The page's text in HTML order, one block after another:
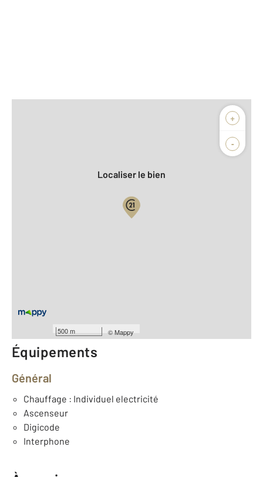
+
-
500 m ©Mappy
Biens vendus
Localiser le bien
Année construction : 1989
Équipements
Général
Chauffage : Individuel electricité
Ascenseur
Digicode
Interphone